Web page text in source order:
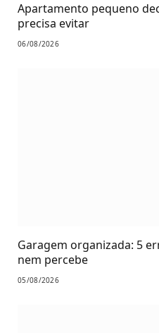
Apartamento pequeno
precisa evitar
06/08/2026
Garagem organizada: 5
nem percebe
05/08/2026